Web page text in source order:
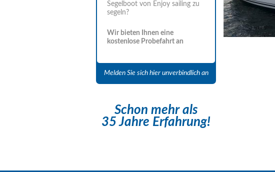
Segelboot von Enjoy sailing zu
segeln?
Wir bieten Ihnen eine
kostenlose Probefahrt an
Melden Sie sich hier unverbindlich an
Schon mehr als
35 Jahre Erfahrung!